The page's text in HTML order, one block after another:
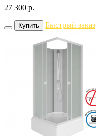
27 300 р.
Купить Быстрый заказ